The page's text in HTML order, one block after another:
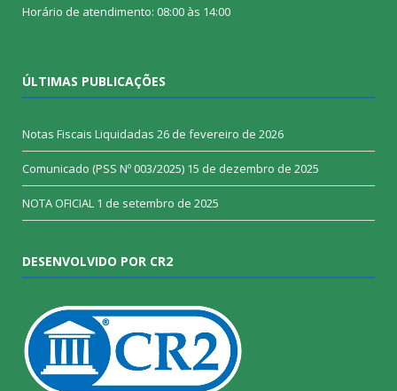
Horário de atendimento: 08:00 às 14:00
ÚLTIMAS PUBLICAÇÕES
Notas Fiscais Liquidadas 26 de fevereiro de 2026
Comunicado (PSS Nº 003/2025) 15 de dezembro de 2025
NOTA OFICIAL 1 de setembro de 2025
DESENVOLVIDO POR CR2